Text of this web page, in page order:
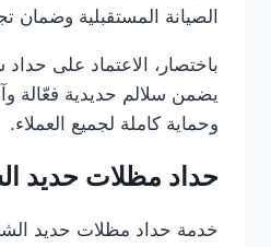
الصيانة المستقبلية وضمان
باختصار، الاعتماد على
يضمن سلالم حديدية فعّالة
وحماية كاملة لجميع العملاء.
حداد مظلات حديد
خدمة حداد مظلات حديد